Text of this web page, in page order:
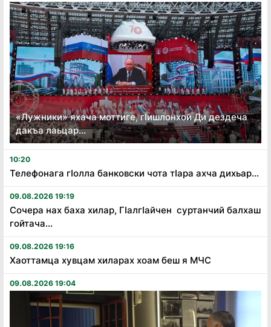
«Лужники» яхача моттиге, гӏишлонхой Ди дездеча
дакъа лаьцар...
10:20
Телефонага гӏолла банковски чота тӏара ахча дихьар...
09.08.2026 19:19
Сочера нах баха хилар, Гӏалгӏайчен суртанчий балхаш
гойтача...
09.08.2026 19:16
Хаоттамца хувцам хиларах хоам беш я МЧС
09.08.2026 19:04